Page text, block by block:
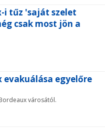
i tűz 'saját szelet
csak most jön a
evakuálása egyelőre
városától.